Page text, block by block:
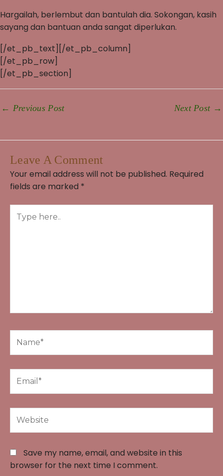
Hargailah, berlembut dan bantulah dia. Sokongan, kasih
sayang dan bantuan anda sangat diperlukan.
[/et_pb_text][/et_pb_column]
[/et_pb_row]
[/et_pb_section]
← Previous Post Next Post →
Leave A Comment
Your email address will not be published. Required
fields are marked *
here..
Website
Save my name, email, and website in this
browser for the next time I comment.